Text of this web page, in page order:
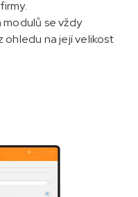
se vždy
na její velikost